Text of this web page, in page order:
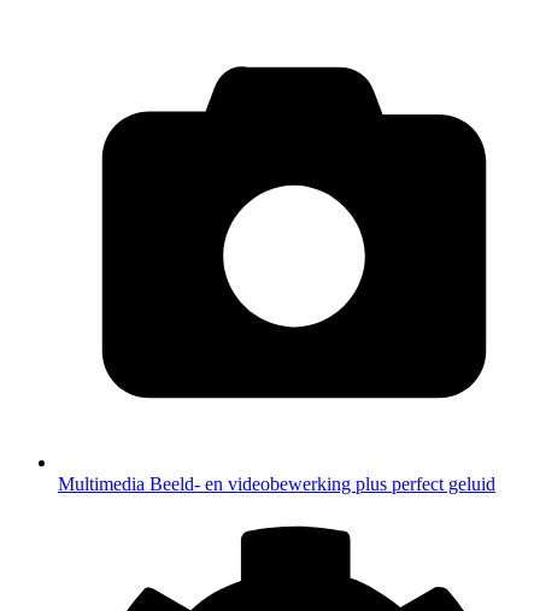
Multimedia Beeld- en videobewerking plus perfect geluid